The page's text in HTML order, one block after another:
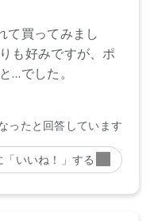
により、成分・処方が記
る場合がございます。